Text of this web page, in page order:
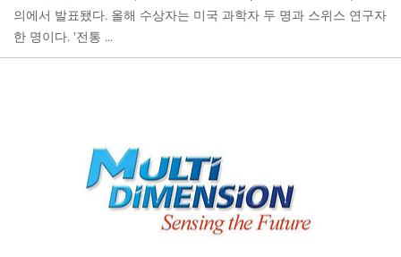
의에서 발표됐다. 올해 수상자는 미국 과학자 두 명과 스위스 연구자
한 명이다. '전통 ...